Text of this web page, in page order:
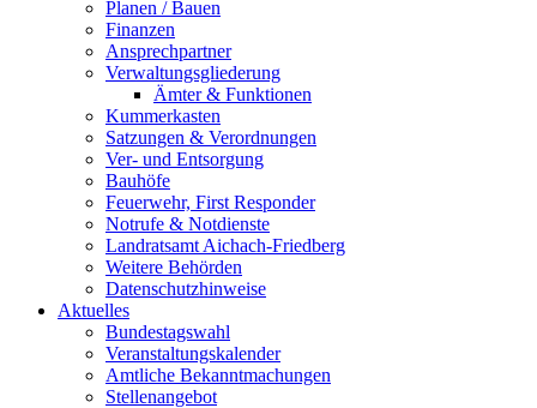
Planen / Bauen
Finanzen
Ansprechpartner
Verwaltungsgliederung
Ämter & Funktionen
Kummerkasten
Satzungen & Verordnungen
Ver- und Entsorgung
Bauhöfe
Feuerwehr, First Responder
Notrufe & Notdienste
Landratsamt Aichach-Friedberg
Weitere Behörden
Datenschutzhinweise
Aktuelles
Bundestagswahl
Veranstaltungskalender
Amtliche Bekanntmachungen
Stellenangebot